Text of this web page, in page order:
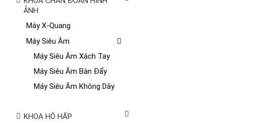
ẢNH
Máy X-Quang
Máy Siêu Âm
Máy Siêu Âm Xách Tay
Máy Siêu Âm Bàn Đẩy
Máy Siêu Âm Không Dây
KHOA HÔ HẤP